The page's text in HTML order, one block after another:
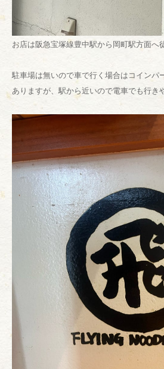
お店は阪急宝塚線豊中駅から岡町駅方面へ
駐車場は無いので車で行く場合はコインパ
ありますが、駅から近いので電車でも行き